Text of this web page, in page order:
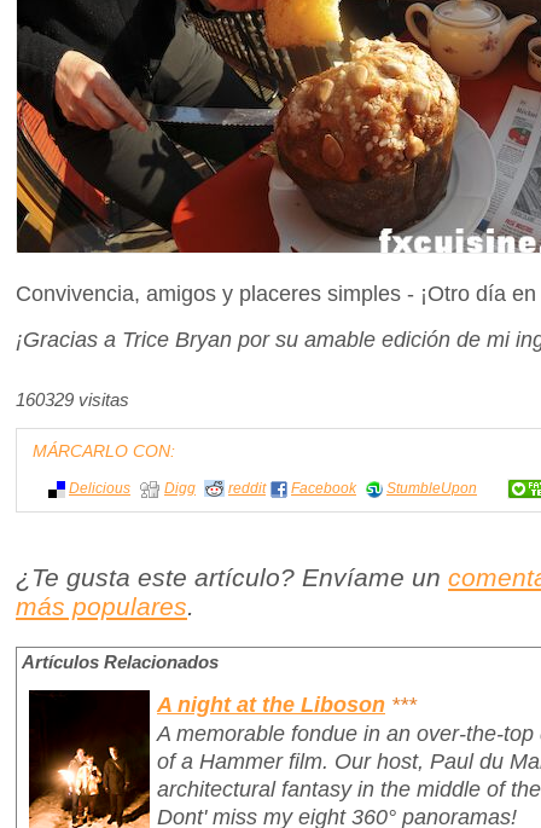
Convivencia, amigos y placeres simples - ¡Otro día
¡Gracias a Trice Bryan por su amable edición de mi
160329 visitas
MÁRCARLO CON:
Delicious Digg reddit Facebook StumbleUpon
¿Te gusta este artículo? Envíame un
más populares.
Artículos Relacionados
A night at the Liboson ***
A memorable fondue in an over-the-
of a Hammer film. Our host, Paul du
architectural fantasy in the middle of
Dont' miss my eight 360° panoramas!